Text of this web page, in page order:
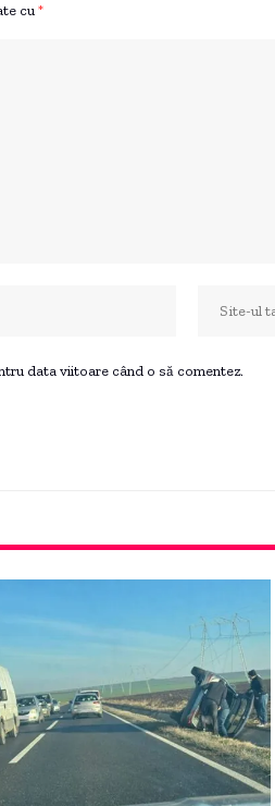
cu *
data viitoare când o să comentez.